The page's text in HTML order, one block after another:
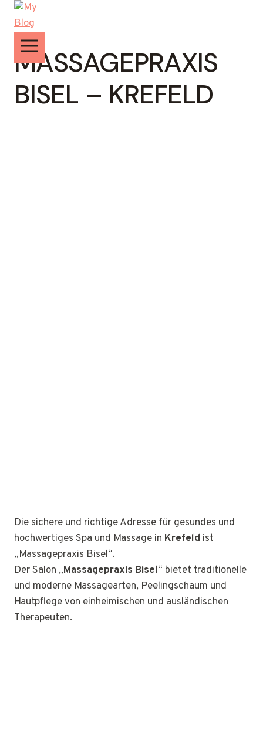
Zum
Inhalt
springen
MASSAGEPRAXIS
BISEL – KREFELD
Die sichere und richtige Adresse für gesundes und
hochwertiges Spa und Massage in Krefeld ist
„Massagepraxis Bisel“.
Der Salon „Massagepraxis Bisel“ bietet traditionelle
und moderne Massagearten, Peelingschaum und
Hautpflege von einheimischen und ausländischen
Therapeuten.